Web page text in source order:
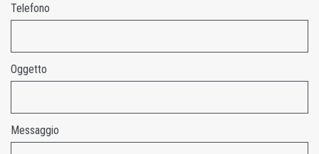
Telefono
Oggetto
Messaggio